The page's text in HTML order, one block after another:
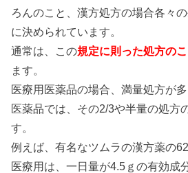
ろんのこと、漢方処方の場合各々
に決められています。
通常は、この規定に則った処方の
ます。
医療用医薬品の場合、満量処方が
医薬品では、その2/3や半量の処方
す。
例えば、有名なツムラの漢方薬の
医療用は、一日量が4.5ｇの有効成